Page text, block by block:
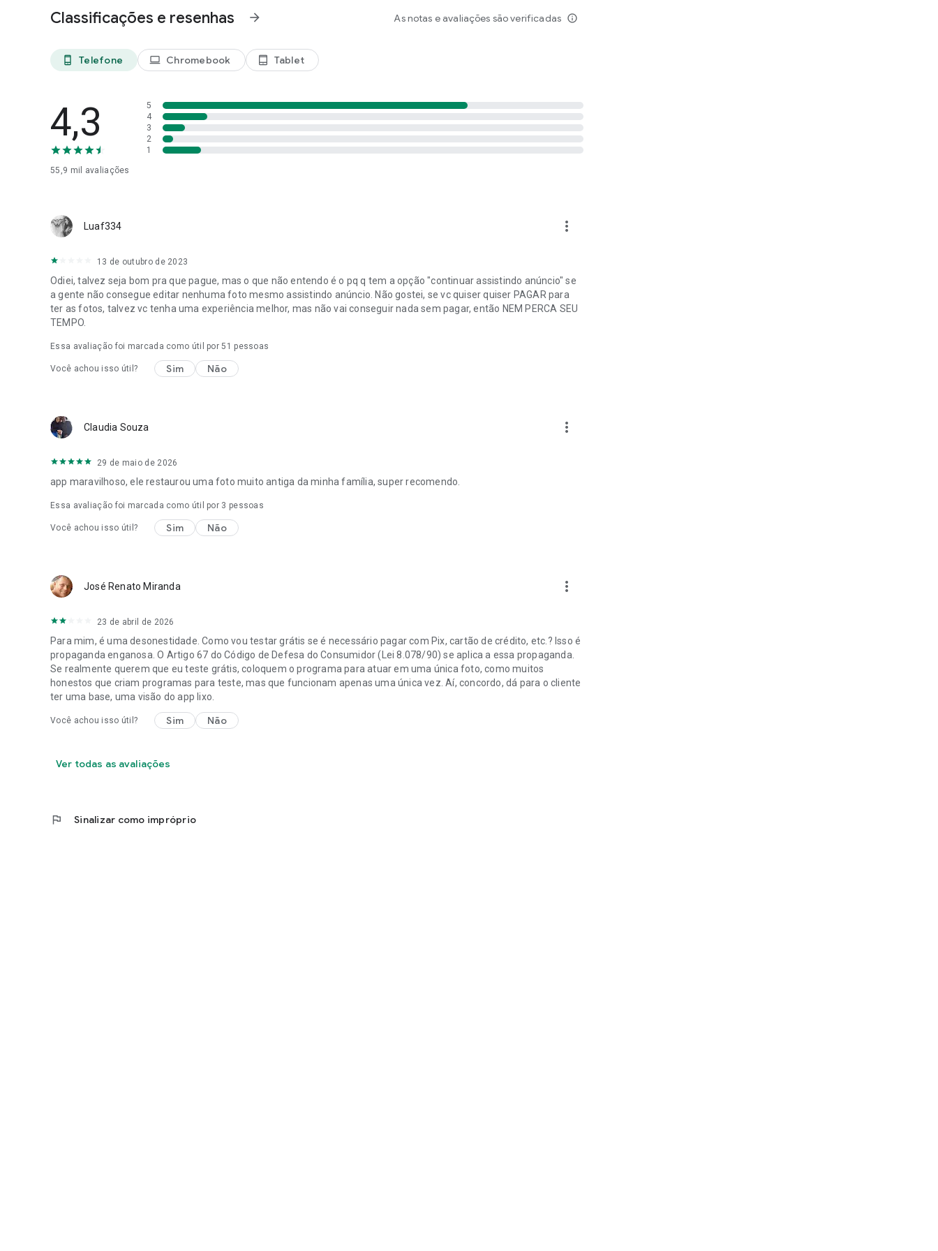
- Compartilhe suas memórias restauradas com amigos e familiares usando o FixMyPix.
- Experimente o poder do aplicativo FixMyPix agora mesmo.
- Transforme suas fotos antigas em tesouros valiosos com o FixMyPix - Restaurador de Fotos Antigas.
- Aprimorar fotos, focar fotos desfocadas e quitar borroso
Reviva suas memórias com o FixMyPix - Restaurador de Fotos Antigas. Baixe agora e comece a restaurar suas fotos
antigas hoje mesmo!
Classificações e resenhas arrow_forward As notas e avaliações são verificadas info_outline
phone_android Telefone laptop Chromebook tablet_android Tablet
4,3
55,9 mil avaliações
5
4
3
2
1
Luaf334 more_vert
13 de outubro de 2023
Odiei, talvez seja bom pra que pague, mas o que não entendo é o pq q tem a opção "continuar assistindo anúncio" se
a gente não consegue editar nenhuma foto mesmo assistindo anúncio. Não gostei, se vc quiser quiser PAGAR para
ter as fotos, talvez vc tenha uma experiência melhor, mas não vai conseguir nada sem pagar, então NEM PERCA SEU
TEMPO.
Essa avaliação foi marcada como útil por51 pessoas
Você achou isso útil? Sim Não
Claudia Souza more_vert
29 de maio de 2026
app maravilhoso, ele restaurou uma foto muito antiga da minha família, super recomendo.
Essa avaliação foi marcada como útil por 3 pessoas
Você achou isso útil? Sim Não
José Renato Miranda more_vert
23 de abril de 2026
Para mim, é uma desonestidade. Como vou testar grátis se é necessário pagar com Pix, cartão de crédito, etc.? Isso é
propaganda enganosa. O Artigo 67 do Código de Defesa do Consumidor (Lei 8.078/90) se aplica a essa propaganda.
Se realmente querem que eu teste grátis, coloquem o programa para atuar em uma única foto, como muitos
honestos que criam programas para teste, mas que funcionam apenas uma única vez. Aí, concordo, dá para o cliente
ter uma base, uma visão do app lixo.
Você achou isso útil? Sim Não
Ver todas as avaliações
flag Sinalizar como impróprio